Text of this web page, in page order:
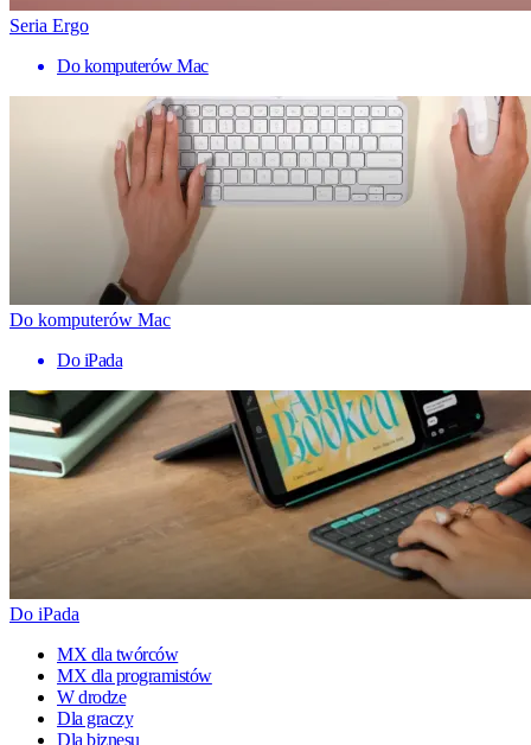
Seria Ergo
Do komputerów Mac
Do komputerów Mac
Do iPada
Do iPada
MX dla twórców
MX dla programistów
W drodze
Dla graczy
Dla biznesu